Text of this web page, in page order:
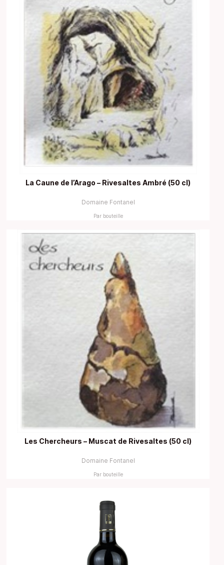
La Caune de l’Arago – Rivesaltes Ambré (50 cl)
Domaine Fontanel
Par bouteille
Les Chercheurs – Muscat de Rivesaltes (50 cl)
Domaine Fontanel
Par bouteille